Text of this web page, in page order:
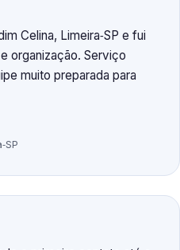
Celina, Limeira‑SP e fui
organização. Serviço
muito preparada para